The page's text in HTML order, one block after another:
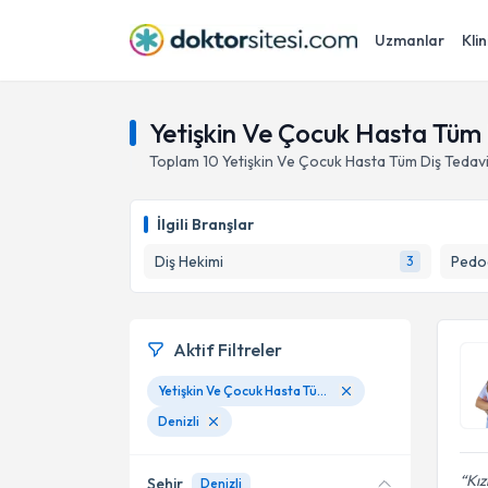
Uzmanlar
Yetişkin Ve Çocuk Hasta
Toplam 10 Yetişkin Ve Çocuk Hasta Tüm Diş
İlgili Branşlar
Diş Hekimi
3
Aktif Filtreler
Yetişkin Ve Çocuk Hasta Tüm Diş Tedavileri
Denizli
Şehir Denizli